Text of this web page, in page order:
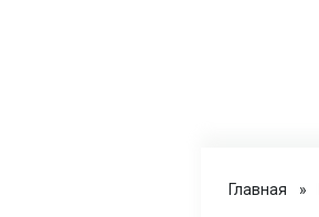
Главная »